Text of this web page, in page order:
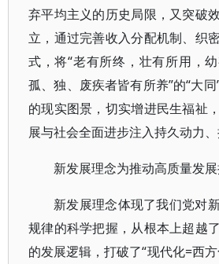
弃平均主义的历史局限，又突破
立，通过完善收入分配机制、织
式，将“老有所终，壮有所用，幼
孤、独、废疾者皆有所养”的“大
的现实图景，切实增进民生福祉
展与社会全面进步注入持久动力、
新发展理念为推动高质量发
新发展理念体现了我们党对
规律的科学把握，从根本上超越
的发展逻辑，打破了“现代化=西